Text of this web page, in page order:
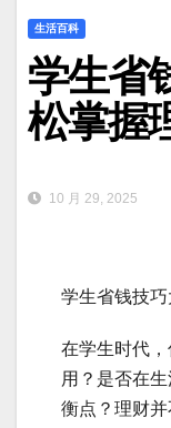
生活百科
学生省
松掌握
10 月 29, 2025
学生省钱技
在学生时代
用？是否在
衡点？理财